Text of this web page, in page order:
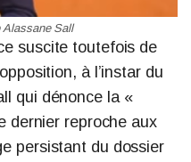
Alassane Sall
suscite toutefois de
à l’instar du
qui dénonce la «
dernier reproche aux
persistant du dossier